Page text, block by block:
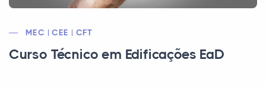
MEC | CEE | CFT
Curso Técnico em Edificações EaD